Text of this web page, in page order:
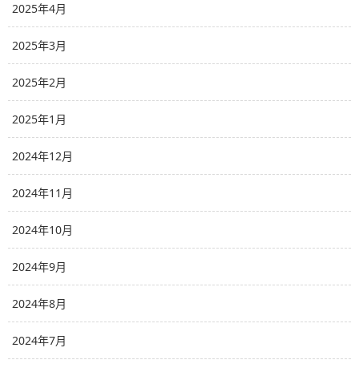
2025年4月
2025年3月
2025年2月
2025年1月
2024年12月
2024年11月
2024年10月
2024年9月
2024年8月
2024年7月